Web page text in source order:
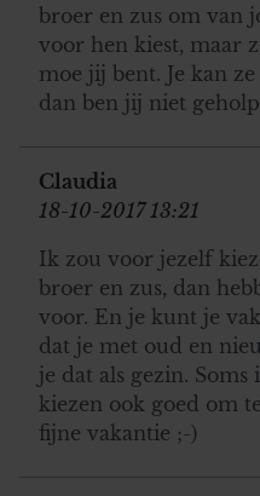
broer en zus om van
voor hen kiest, maar
moe jij bent. Je kan
dan ben jij niet
Claudia
18-10-2017 13:21
Ik zou voor jezelf
broer en zus, dan
voor. En je kunt je
dat je met oud en
je dat als gezin.
kiezen ook goed om
fijne vakantie ;-)